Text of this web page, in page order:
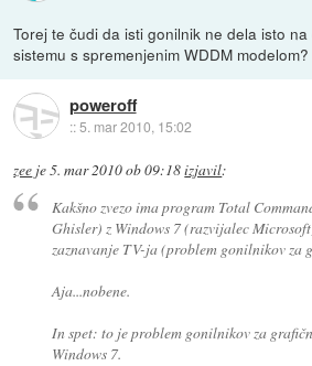
Torej te čudi da isti gonilnik ne dela isto
sistemu s spremenjenim WDDM
poweroff
::5. mar 2010, 15:02
zee je5. mar 2010 ob 09:18izjavil:
Kakšno zvezo ima program Total
Ghisler) z Windows 7 (razvijalec
zaznavanje TV-ja (problem gonilnikov za
Aja...nobene.
In spet: to je problem gonilnikov za
Windows 7.